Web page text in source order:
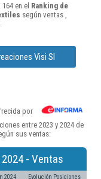
en el Ranking de
según ventas ,
Visi Sl
por
entre 2023 y 2024 de
sus ventas:
- Ventas
2024 Evolución Posiciones